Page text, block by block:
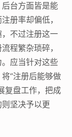
台方面皆是能
册率却偏低，
不过注册这一
程繁杂琐碎，
应当针对这些
“注册后能够做
复盘工作，把成
坚决予以更